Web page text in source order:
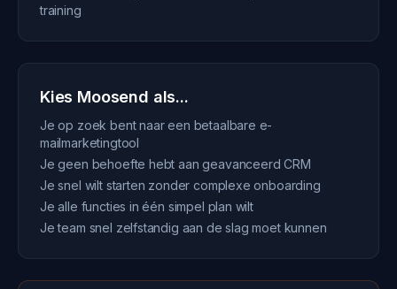
training
Kies Moosend als...
Je op zoek bent naar een betaalbare e-
mailmarketingtool
Je geen behoefte hebt aan geavanceerd CRM
Je snel wilt starten zonder complexe onboarding
Je alle functies in één simpel plan wilt
Je team snel zelfstandig aan de slag moet kunnen